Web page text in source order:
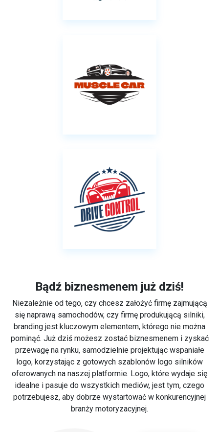
Bądź biznesmenem już dziś!
Niezależnie od tego, czy chcesz założyć firmę zajmującą
się naprawą samochodów, czy firmę produkującą silniki,
branding jest kluczowym elementem, którego nie można
pominąć. Już dziś możesz zostać biznesmenem i zyskać
przewagę na rynku, samodzielnie projektując wspaniałe
logo, korzystając z gotowych szablonów logo silników
oferowanych na naszej platformie. Logo, które wydaje się
idealne i pasuje do wszystkich mediów, jest tym, czego
potrzebujesz, aby dobrze wystartować w konkurencyjnej
branży motoryzacyjnej.